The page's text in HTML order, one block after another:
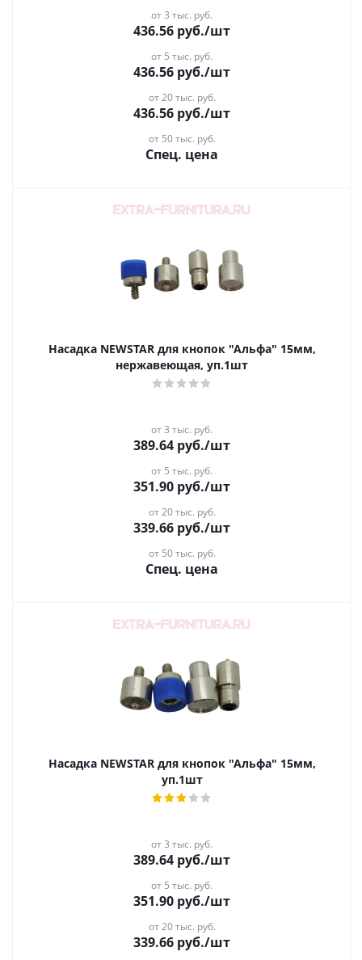
от 3 тыс. руб.
436.56 руб./шт
от 5 тыс. руб.
436.56 руб./шт
от 20 тыс. руб.
436.56 руб./шт
от 50 тыс. руб.
Спец. цена
Насадка NEWSTAR для кнопок "Альфа" 15мм,
нержавеющая, уп.1шт
от 3 тыс. руб.
389.64 руб./шт
от 5 тыс. руб.
351.90 руб./шт
от 20 тыс. руб.
339.66 руб./шт
от 50 тыс. руб.
Спец. цена
Насадка NEWSTAR для кнопок "Альфа" 15мм,
уп.1шт
от 3 тыс. руб.
389.64 руб./шт
от 5 тыс. руб.
351.90 руб./шт
от 20 тыс. руб.
339.66 руб./шт